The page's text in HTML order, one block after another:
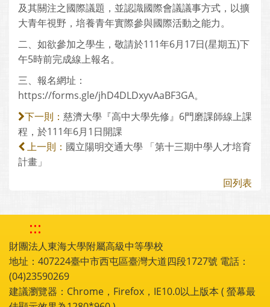
及其關注之國際議題，並認識國際會議議事方式，以擴
大青年視野，培養青年實際參與國際活動之能力。
二、如欲參加之學生，敬請於111年6月17日(星期五)下
午5時前完成線上報名。
三、報名網址：
https://forms.gle/jhD4DLDxyvAaBF3GA。
下一則： 慈濟大學『高中大學先修』6門磨課師線上課
程，於111年6月1日開課
上一則： 國立陽明交通大學 「第十三期中學人才培育
計畫」
回列表
:::
財團法人東海大學附屬高級中等學校
地址：407224臺中市西屯區臺灣大道四段1727號 電話：
(04)23590269
建議瀏覽器：Chrome，Firefox，IE10.0以上版本 ( 螢幕最